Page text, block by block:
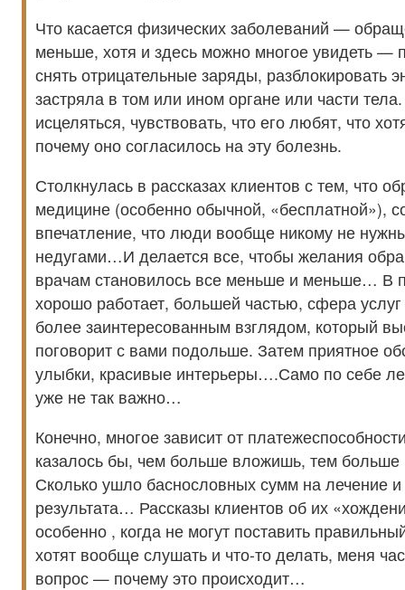
Что касается физических заболеваний —
меньше, хотя и здесь можно многое увидеть —
снять отрицательные заряды, разблокировать
застряла в том или ином органе или части
исцеляться, чувствовать, что его любят, что
почему оно согласилось на эту болезнь.
Столкнулась в рассказах клиентов с тем, что
медицине (особенно обычной, «бесплатной»),
впечатление, что люди вообще никому не
недугами…И делается все, чтобы желания
врачам становилось все меньше и меньше… В
хорошо работает, большей частью, сфера
более заинтересованным взглядом, который
поговорит с вами подольше. Затем приятное
улыбки, красивые интерьеры….Само по себе
уже не так важно…
Конечно, многое зависит от
казалось бы, чем больше вложишь, тем больше
Сколько ушло баснословных сумм на лечение и
результата… Рассказы клиентов об их
особенно , когда не могут поставить
хотят вообще слушать и что-то делать, меня
вопрос — почему это происходит…